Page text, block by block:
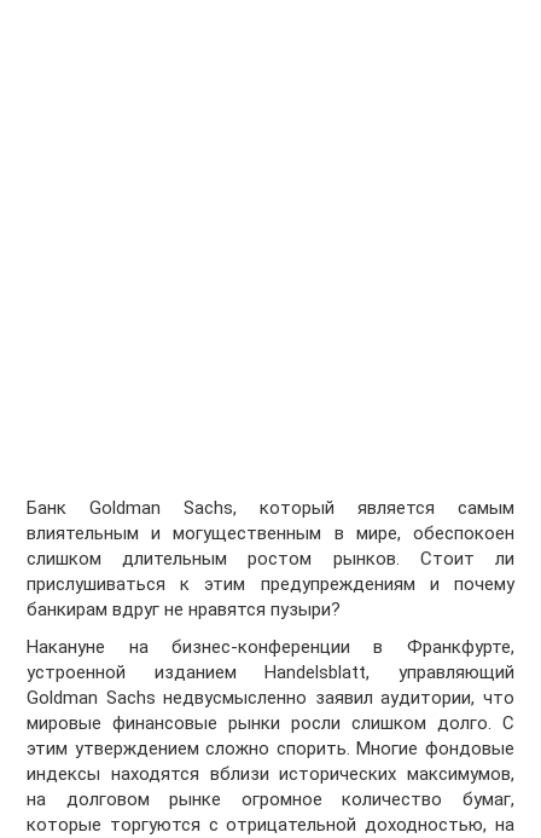
Банк Goldman Sachs, который является самым
влиятельным и могущественным в мире, обеспокоен
слишком длительным ростом рынков. Стоит ли
прислушиваться к этим предупреждениям и почему
банкирам вдруг не нравятся пузыри?
Накануне на бизнес-конференции в Франкфурте,
устроенной изданием Handelsblatt, управляющий
Goldman Sachs недвусмысленно заявил аудитории, что
мировые финансовые рынки росли слишком долго. С
этим утверждением сложно спорить. Многие фондовые
индексы находятся вблизи исторических максимумов,
на долговом рынке огромное количество бумаг,
которые торгуются с отрицательной доходностью, на